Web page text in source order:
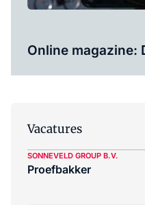
Online magazine:
Vacatures
SONNEVELD GROUP B.V.
Proefbakker